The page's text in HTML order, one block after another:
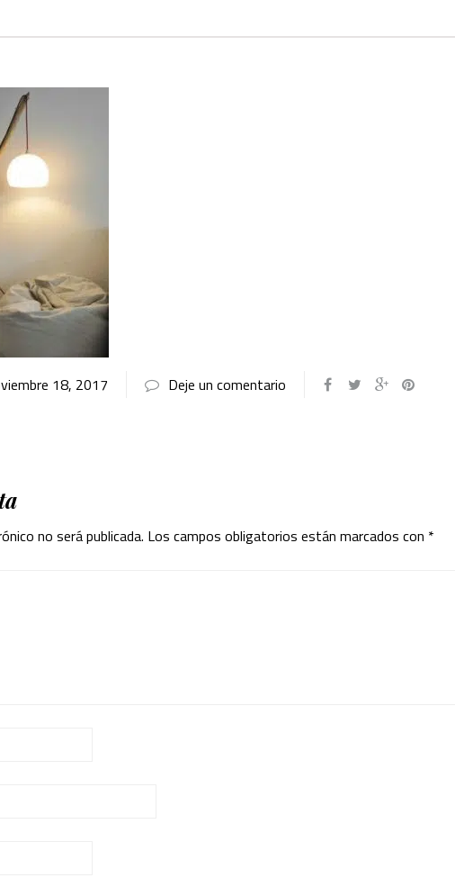
18, 2017 Deje un comentario
no será publicada. Los campos obligatorios están marcados con *